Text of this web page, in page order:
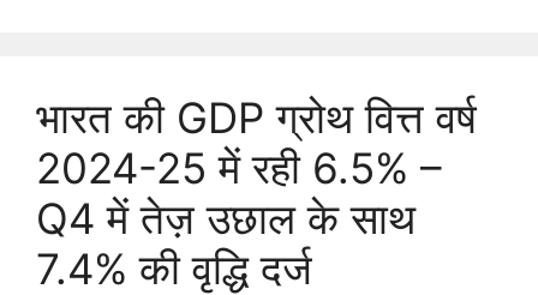
r
i
e
s
भारत की GDP ग्रोथ वित्त वर्ष
2024-25 में रही 6.5% –
Q4 में तेज़ उछाल के साथ
7.4% की वृद्धि दर्ज